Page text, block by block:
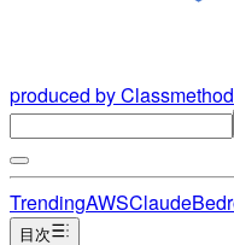
produced by Classmethod
TrendingAWSClaude
目次